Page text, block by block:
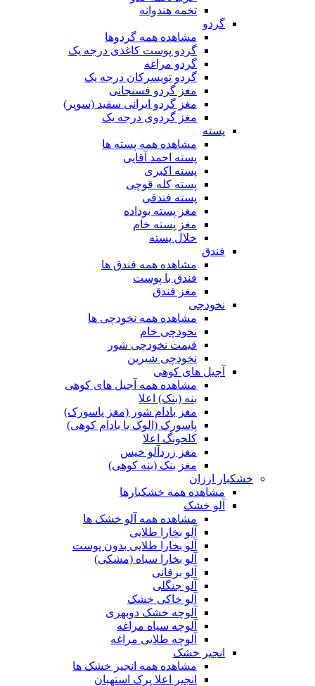
تخمه هندوانه
گردو
مشاهده همه گردوها
گردو پوست کاغذی درجه یک
گردو مراغه
گردو تویسرکان درجه یک
مغز گردو فسنجانی
مغز گردو ایرانی سفید (سوپر)
مغز گردوی درجه یک
پسته
مشاهده همه پسته ها
پسته احمد آقایی
پسته اکبری
پسته کله قوچی
پسته فندقی
مغز پسته بوداده
مغز پسته خام
خلال پسته
فندق
مشاهده همه فندق ها
فندق با پوست
مغز فندق
نخودچی
مشاهده همه نخودچی ها
نخودچی خام
قیمت نخودچی شور
نخودچی شیرین
آجیل های کوهی
مشاهده همه آجیل های کوهی
بنه (بنک) اعلا
مغز بادام شور (مغز پاسورک)
پاسورک (الوک یا بادام کوهی)
کلخونگ اعلا
مغز زردآلو خیس
مغز بنک (بنه کوهی)
خشکبار ارزان
مشاهده همه خشکبارها
آلو خشک
مشاهده همه آلو خشک ها
آلو بخارا طلایی
آلو بخارا طلایی بدون پوست
آلو بخارا سیاه (مشکی)
آلو برقانی
آلو جنگلی
آلو خاکی خشک
آلوچه خشک دوبهری
آلوچه سیاه مراغه
آلوچه طلایی مراغه
انجیر خشک
مشاهده همه انجیر خشک ها
انجیر اعلا پرک استهبان